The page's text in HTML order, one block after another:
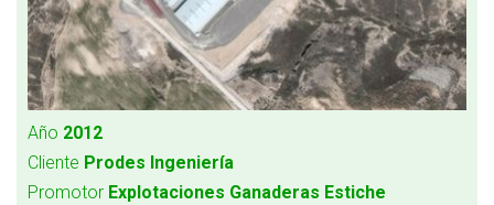
Año 2012
Cliente Prodes Ingeniería
Promotor Explotaciones Ganaderas Estiche